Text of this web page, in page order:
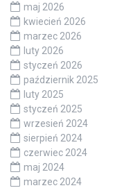
maj 2026
kwiecień 2026
marzec 2026
luty 2026
styczeń 2026
październik 2025
luty 2025
styczeń 2025
wrzesień 2024
sierpień 2024
czerwiec 2024
maj 2024
marzec 2024